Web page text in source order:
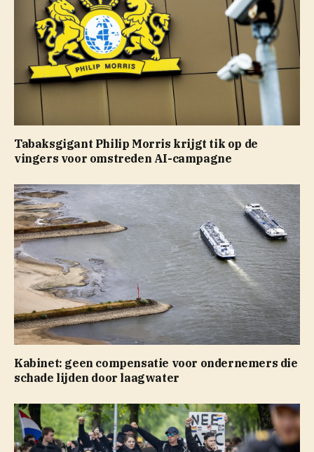
Tabaksgigant Philip Morris krijgt tik op de
vingers voor omstreden AI-campagne
Kabinet: geen compensatie voor ondernemers die
schade lijden door laagwater